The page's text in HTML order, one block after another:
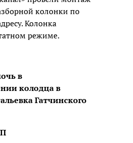
колонки по
Колонка
режиме.
в
колодца в
Гатчинского